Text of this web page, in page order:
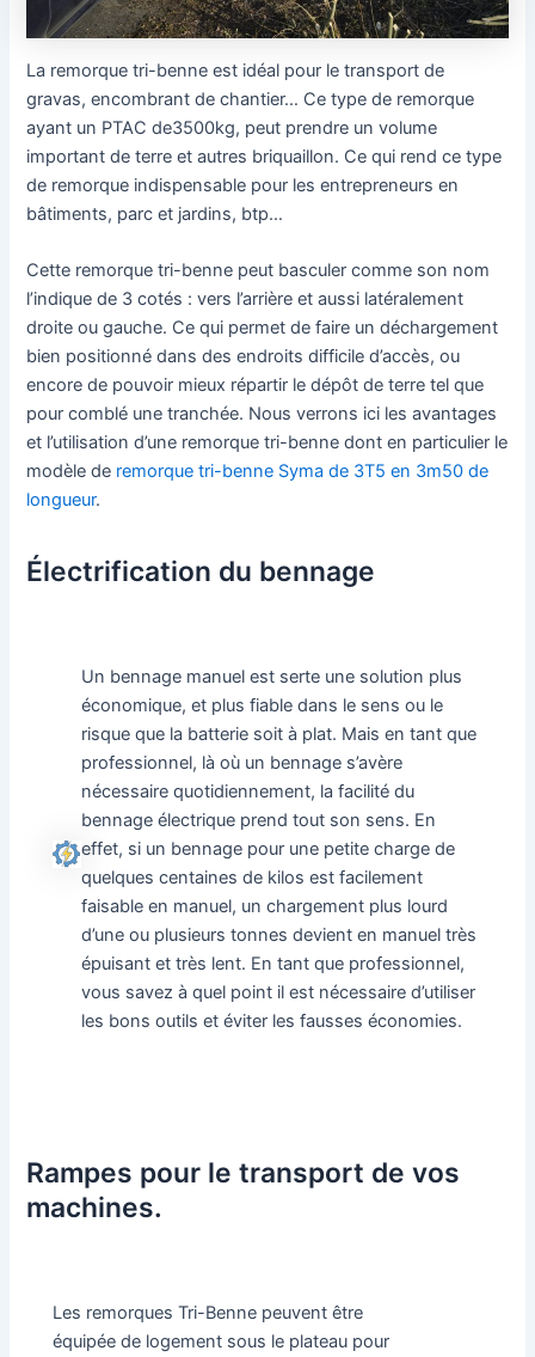
La remorque tri-benne est idéal pour le transport de
gravas, encombrant de chantier… Ce type de remorque
ayant un PTAC de3500kg, peut prendre un volume
important de terre et autres briquaillon. Ce qui rend ce type
de remorque indispensable pour les entrepreneurs en
bâtiments, parc et jardins, btp…
Cette remorque tri-benne peut basculer comme son nom
l’indique de 3 cotés : vers l’arrière et aussi latéralement
droite ou gauche. Ce qui permet de faire un déchargement
bien positionné dans des endroits difficile d’accès, ou
encore de pouvoir mieux répartir le dépôt de terre tel que
pour comblé une tranchée. Nous verrons ici les avantages
et l’utilisation d’une remorque tri-benne dont en particulier le
modèle de remorque tri-benne Syma de 3T5 en 3m50 de
longueur.
Électrification du bennage
Un bennage manuel est serte une solution plus
économique, et plus fiable dans le sens ou le
risque que la batterie soit à plat. Mais en tant que
professionnel, là où un bennage s’avère
nécessaire quotidiennement, la facilité du
bennage électrique prend tout son sens. En
effet, si un bennage pour une petite charge de
quelques centaines de kilos est facilement
faisable en manuel, un chargement plus lourd
d’une ou plusieurs tonnes devient en manuel très
épuisant et très lent. En tant que professionnel,
vous savez à quel point il est nécessaire d’utiliser
les bons outils et éviter les fausses économies.
Rampes pour le transport de vos
machines.
Les remorques Tri-Benne peuvent être
équipée de logement sous le plateau pour